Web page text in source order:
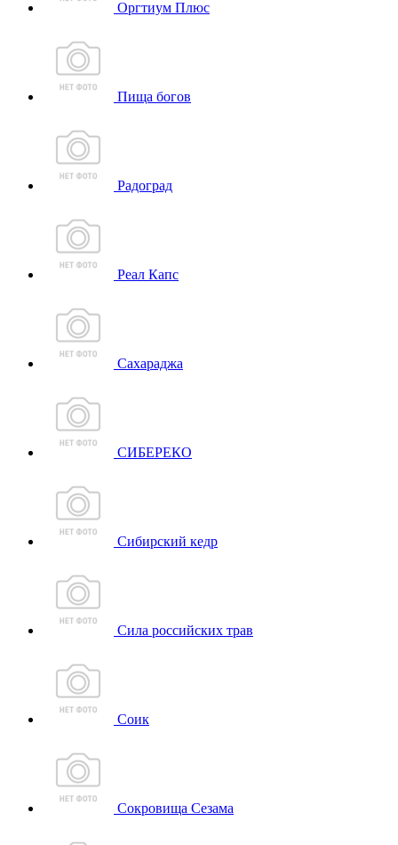
Оргтиум Плюс
Пища богов
Радоград
Реал Капс
Сахараджа
СИБЕРЕКО
Сибирский кедр
Сила российских трав
Соик
Сокровища Сезама